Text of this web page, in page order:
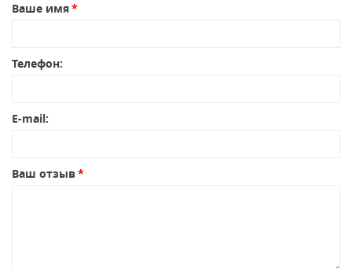
Ваше имя
Телефон:
E-mail:
Ваш отзыв